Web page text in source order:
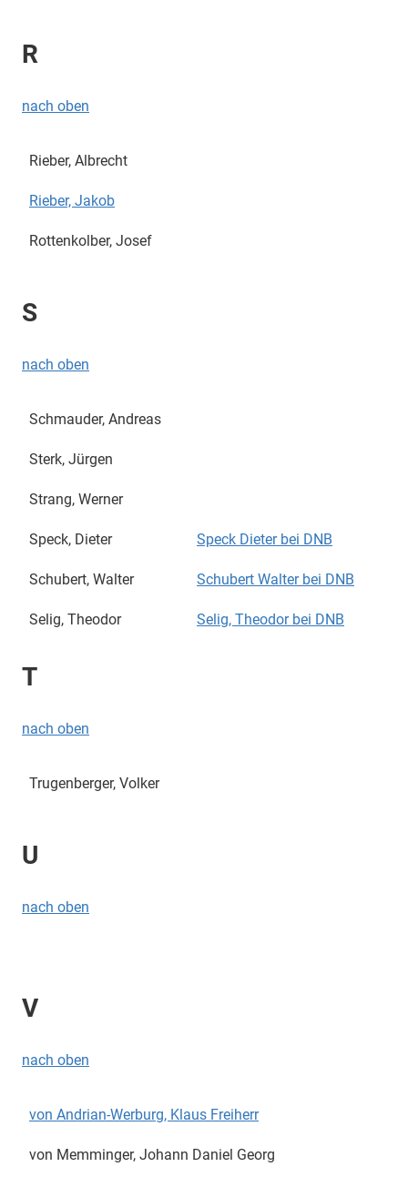
R
nach oben
Rieber, Albrecht
Rieber, Jakob
Rottenkolber, Josef
S
nach oben
Schmauder, Andreas
Sterk, Jürgen
Strang, Werner
Speck, Dieter Speck Dieter bei DNB
Schubert, Walter Schubert Walter bei DNB
Selig, Theodor Selig, Theodor bei DNB
T
nach oben
Trugenberger, Volker
U
nach oben
V
nach oben
von Andrian-Werburg, Klaus Freiherr
von Memminger, Johann Daniel Georg